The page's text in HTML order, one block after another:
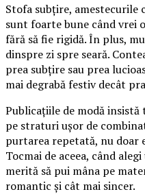
Stofa subțire, amestecurile
sunt foarte bune când vrei
fără să fie rigidă. În plus,
dinspre zi spre seară.
prea subțire sau prea
mai degrabă festiv decât
Publicațiile de modă
pe straturi ușor de
purtarea repetată, nu doar
Tocmai de aceea, când
merită să pui mâna pe
romantic și cât mai sincer.